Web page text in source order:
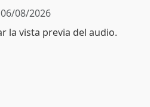
06/08/2026